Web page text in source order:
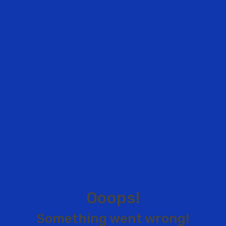
Ooops!
Something went wrong!